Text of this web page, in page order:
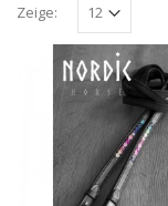
Zeige: